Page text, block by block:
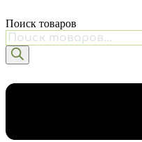
Поиск товаров